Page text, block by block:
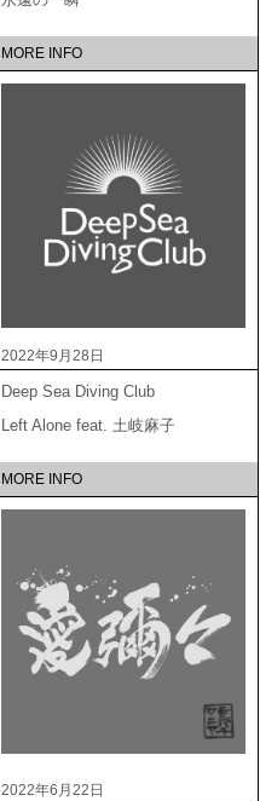
MORE INFO
2022年9月28日
Deep Sea Diving Club
Left Alone feat. 土岐麻子
MORE INFO
2022年6月22日